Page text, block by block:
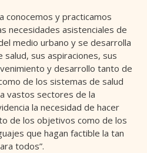
conocemos y practicamos
necesidades asistenciales de
medio urbano y se desarrolla
sus aspiraciones, sus
y desarrollo tanto de
de los sistemas de salud
vastos sectores de la
la necesidad de hacer
de los objetivos como de los
que hagan factible la tan
todos”.